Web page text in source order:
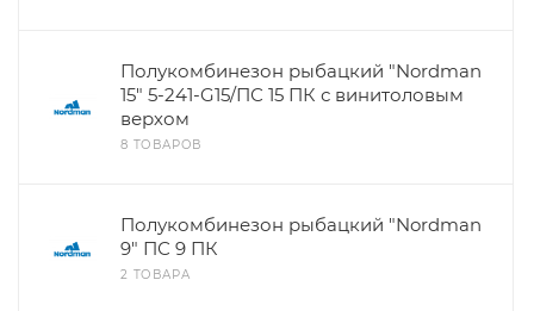
Полукомбинезон рыбацкий "Nordman
15" 5-241-G15/ПС 15 ПК с винитоловым
верхом
8 ТОВАРОВ
Полукомбинезон рыбацкий "Nordman
9" ПС 9 ПК
2 ТОВАРА